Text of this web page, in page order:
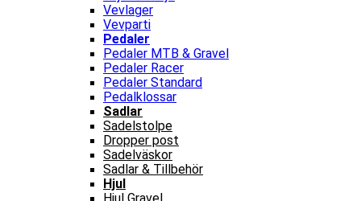
Vevlager
Vevparti
Pedaler
Pedaler MTB & Gravel
Pedaler Racer
Pedaler Standard
Pedalklossar
Sadlar
Sadelstolpe
Dropper post
Sadelväskor
Sadlar & Tillbehör
Hjul